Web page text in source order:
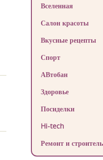
Вселенная
Салон красоты
Вкусные рецепты
Спорт
АВтобан
Здоровье
Посиделки
Hi-tech
Ремонт и